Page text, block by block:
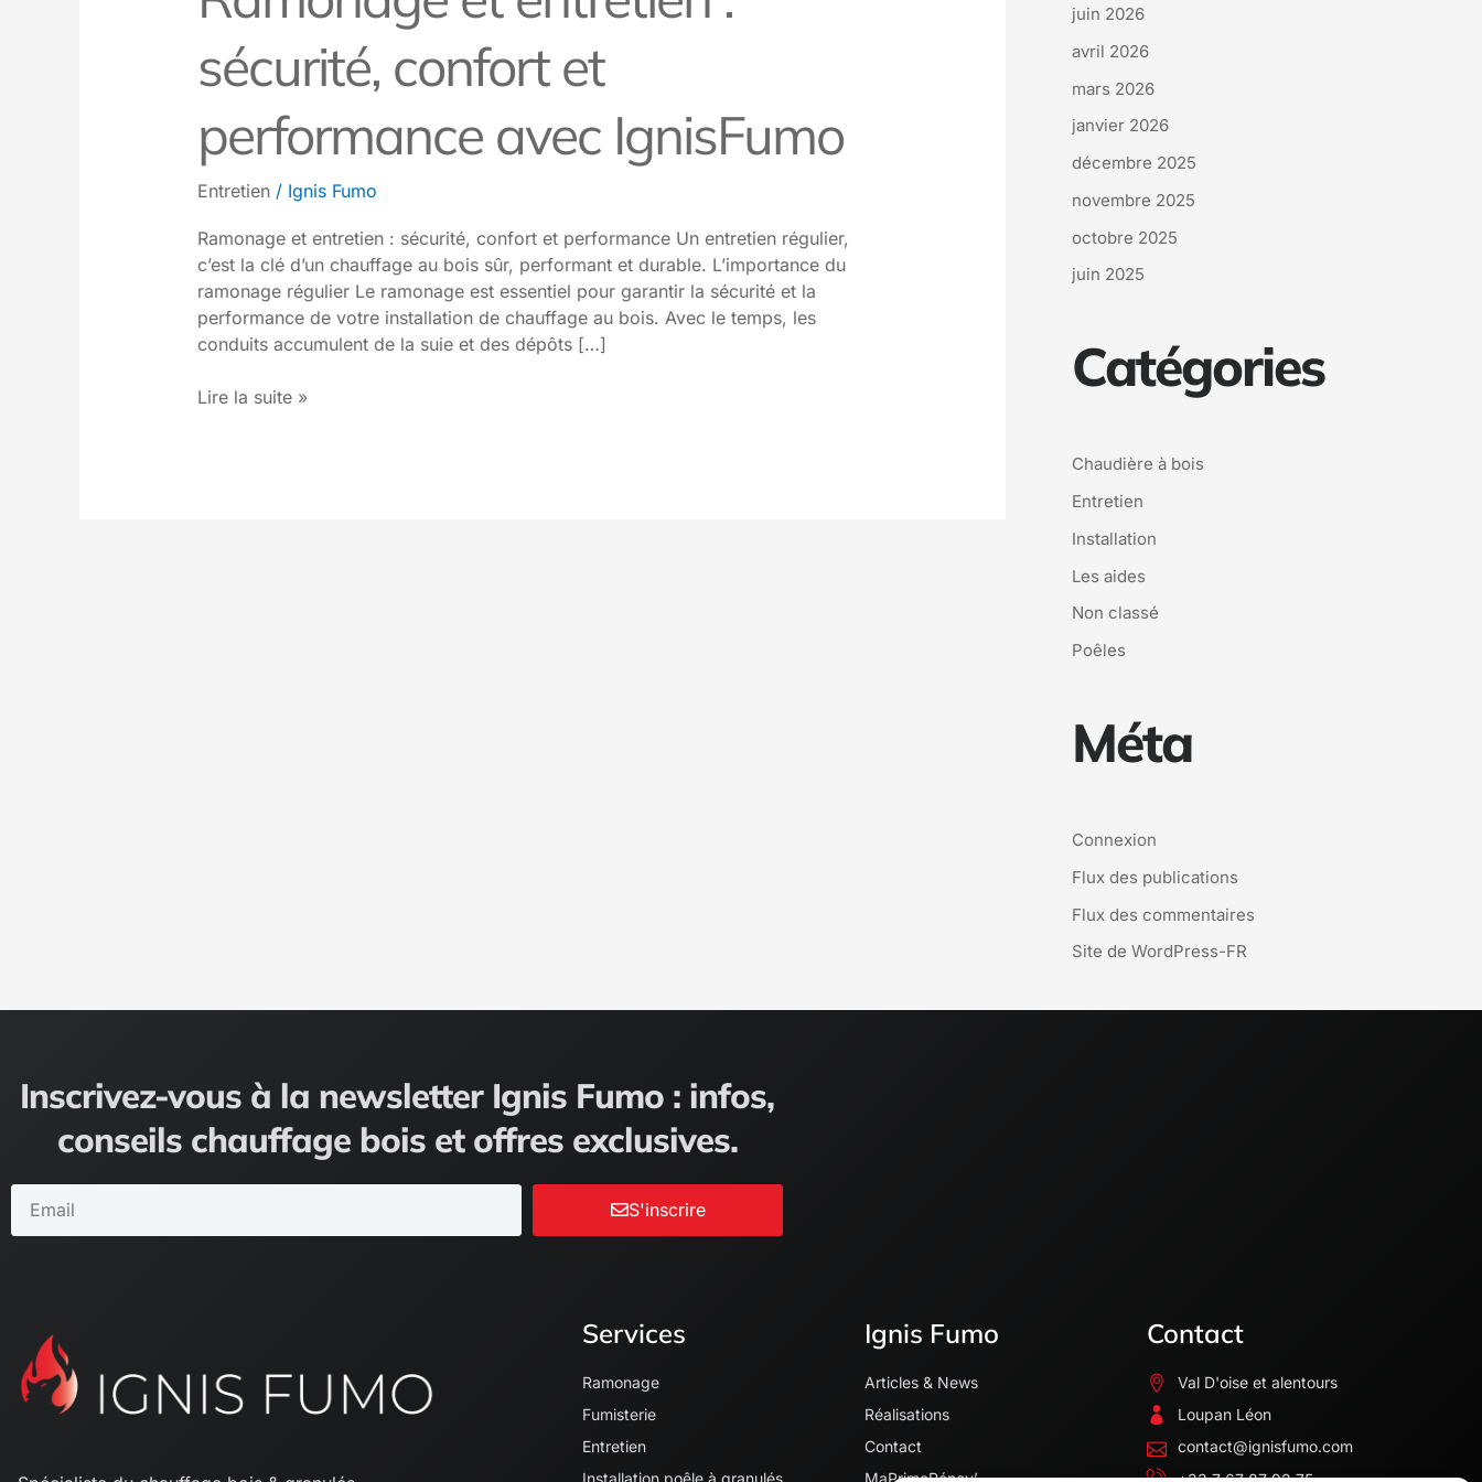
sécurité, confort et
performance avec IgnisFumo
Entretien/ Ignis Fumo
Ramonage et entretien : sécurité, confort et performance Un entretien régulier,
c’est la clé d’un chauffage au bois sûr, performant et durable. L’importance du
ramonage régulier Le ramonage est essentiel pour garantir la sécurité et la
performance de votre installation de chauffage au bois. Avec le temps, les
conduits accumulent de la suie et des dépôts […]
Lire la suite »
juin 2026
avril 2026
mars 2026
janvier 2026
décembre 2025
novembre 2025
octobre 2025
juin 2025
Catégories
Chaudière à bois
Entretien
Installation
Les aides
Non classé
Poêles
Méta
Connexion
Flux des publications
Flux des commentaires
Site de WordPress-FR
Inscrivez-vous à la newsletter Ignis Fumo : infos,
conseils chauffage bois et offres exclusives.
S'inscrire
Services
Ramonage
Fumisterie
Entretien
Installation poêle à granulés
Ignis Fumo
Articles & News
Réalisations
Contact
MaPrimeRénov’
Contact
Val D'oise et alentours
Loupan Léon
contact@ignisfumo.com